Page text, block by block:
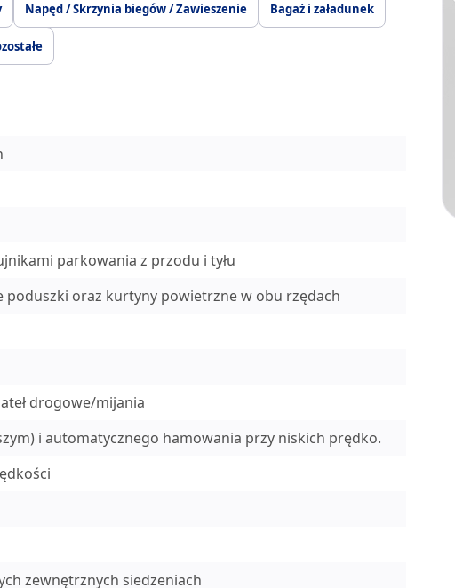
Napęd / Skrzynia biegów / Zawieszenie Bagaż i załadunek
parkowania z przodu i tyłu
poduszki oraz kurtyny powietrzne w obu rzędach
drogowe/mijania
i automatycznego hamowania przy niskich prędko.
zewnętrznych siedzeniach